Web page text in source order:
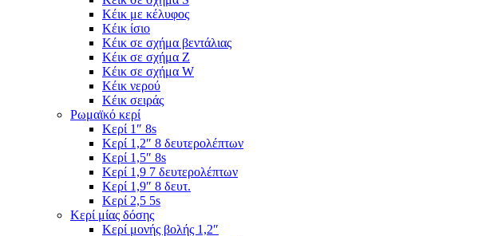
Κέικ με κέλυφος
Κέικ ίσιο
Κέικ σε σχήμα βεντάλιας
Κέικ σε σχήμα Ζ
Κέικ σε σχήμα W
Κέικ νερού
Κέικ σειράς
Ρωμαϊκό κερί
Κερί 1″ 8s
Κερί 1,2″ 8 δευτερολέπτων
Κερί 1,5″ 8s
Κερί 1,9 7 δευτερολέπτων
Κερί 1,9″ 8 δευτ.
Κερί 2,5 5s
Κερί μίας δόσης
Κερί μονής βολής 1,2″